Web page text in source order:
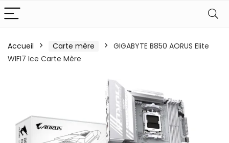
Accueil Carte mère
GIGABYTE B850 AORUS Elite
WIFI7 Ice Carte Mère